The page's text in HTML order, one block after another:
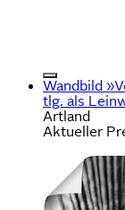
Wandbild
tlg. als
Artland
Aktueller